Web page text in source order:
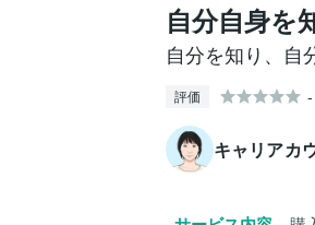
自分自身を
自分を知り、自
評価 -
キャリアカ